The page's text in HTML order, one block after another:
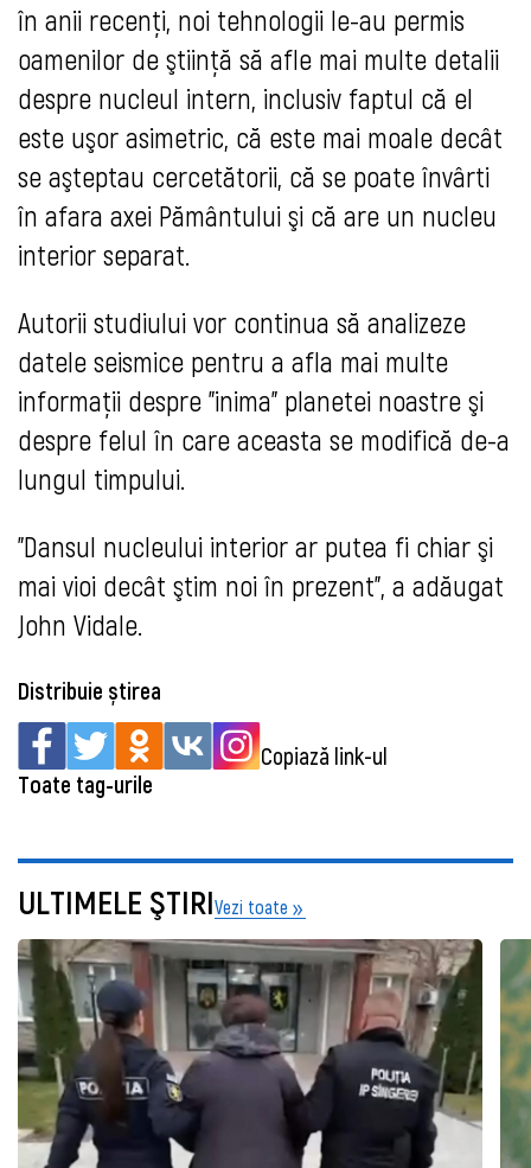
în anii recenţi, noi tehnologii le-au permis
oamenilor de ştiinţă să afle mai multe detalii
despre nucleul intern, inclusiv faptul că el
este uşor asimetric, că este mai moale decât
se aşteptau cercetătorii, că se poate învârti
în afara axei Pământului şi că are un nucleu
interior separat.
Autorii studiului vor continua să analizeze
datele seismice pentru a afla mai multe
informaţii despre "inima" planetei noastre şi
despre felul în care aceasta se modifică de-a
lungul timpului.
"Dansul nucleului interior ar putea fi chiar şi
mai vioi decât ştim noi în prezent", a adăugat
John Vidale.
Distribuie știrea
Copiază link-ul
Toate tag-urile
ULTIMELE ŞTIRIVezi toate